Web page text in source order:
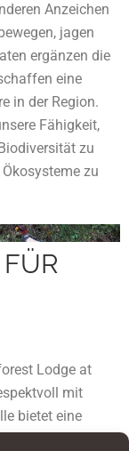
Anzeichen
jagen
ergänzen die
eine
in der Region.
Fähigkeit,
zu
zu
Lodge at
mit
bietet eine